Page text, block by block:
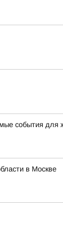
события для
в Москве